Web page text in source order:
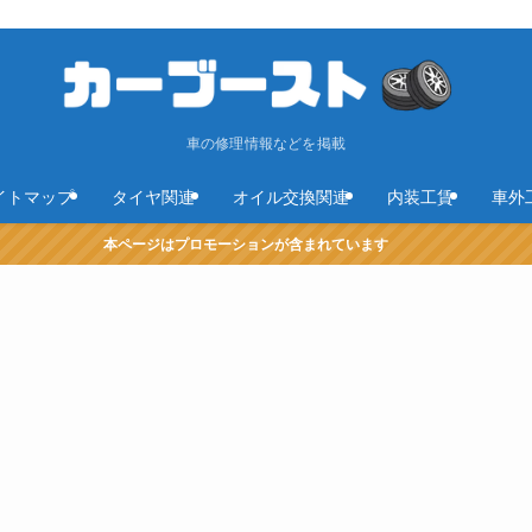
車の修理情報などを掲載
トマップ タイヤ関連 オイル交換関連 内装工賃 車外
本ページはプロモーションが含まれています